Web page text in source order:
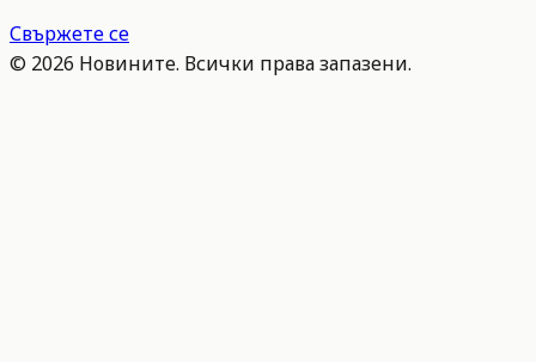
Свържете се
© 2026 Новините. Всички права запазени.